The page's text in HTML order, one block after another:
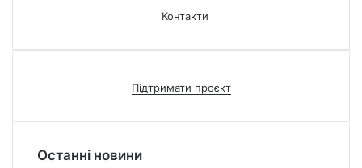
Контакти
Підтримати проєкт
Останні новини